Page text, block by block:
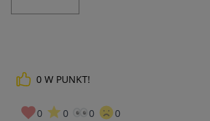
0 W PUNKT!
0 0 0 0